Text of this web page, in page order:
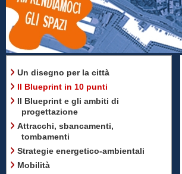
Un disegno per la città
Il Blueprint in 10 punti
Il Blueprint e gli ambiti di
progettazione
Attracchi, sbancamenti,
tombamenti
Strategie energetico-ambientali
Mobilità